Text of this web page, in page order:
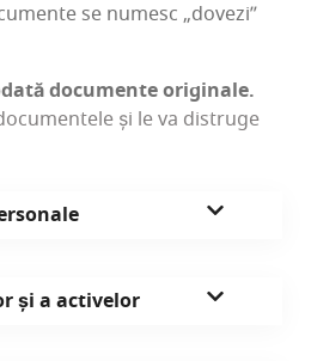
se numesc „dovezi”
docu­men­te ori­gi­na­le.
și le va dis­tru­ge
și a activelor